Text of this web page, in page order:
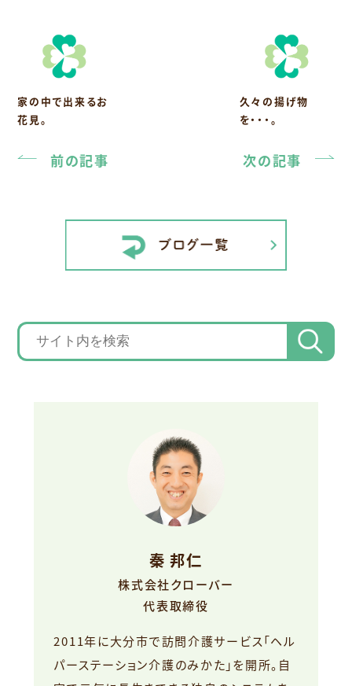
家の中で出来るお
花見。
前の記事
久々の揚げ物
を・・・。
次の記事
秦 邦仁
株式会社クローバー
代表取締役
2011年に大分市で訪問介護サービス「ヘル
パーステーション介護のみかた」を開所。自